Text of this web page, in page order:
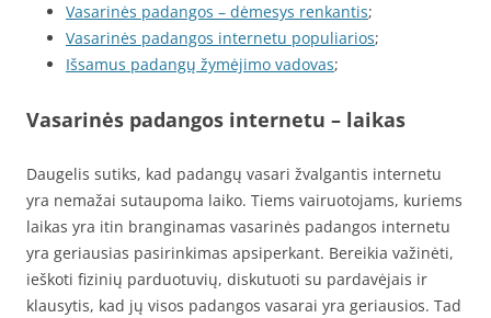
Vasarinės padangos – dėmesys renkantis;
Vasarinės padangos internetu populiarios;
Išsamus padangų žymėjimo vadovas;
Vasarinės padangos internetu – laikas
Daugelis sutiks, kad padangų vasari žvalgantis internetu
yra nemažai sutaupoma laiko. Tiems vairuotojams, kuriems
laikas yra itin branginamas vasarinės padangos internetu
yra geriausias pasirinkimas apsiperkant. Bereikia važinėti,
ieškoti fizinių parduotuvių, diskutuoti su pardavėjais ir
klausytis, kad jų visos padangos vasarai yra geriausios. Tad